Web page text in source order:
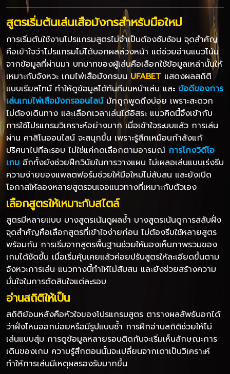
สูตรเริ่มต้นเล่นเสือมังกรสำหรับมือใหม่
การเริ่มต้นใช้งานโปรแกรมสูตรไม่จำเป็นต้องซับซ้อน จุดสำคัญ
คือเข้าใจว่าโปรแกรมไม่ได้บอกผลล่วงหน้า แต่ช่วยอ่านแนวโน้ม
จากข้อมูลที่ผ่านมา บทบาทของผู้เล่นคือเลือกใช้ข้อมูลเหล่านั้นให้
เหมาะกับจังหวะ เกมไพ่เสือมังกรบน UFABET แสดงผลสถิติ
แบบเรียลไทม์ ทำให้ดูข้อมูลได้ทันทีบนหน้าเล่น และ ข้อดีของการ
เล่นเกมไพ่เสือมังกรออนไลน์มักถูกพูดถึงบ่อย เพราะสะดวก
ไม่ต้องเดินทาง และเลือกเวลาเล่นได้อิสระ แนวคิดนี้จึงเข้ากับ
การใช้โปรแกรมวิเคราะห์อย่างมาก เมื่อเข้าใจระบบแล้ว การเล่น
ผ่าน คาสิโนออนไลน์ จะสนุกขึ้น เพราะรู้สึกเหมือนกำลังแก้
ปริศนาไปทีละรอบ ไม่ใช่แค่กดเลือกตามอารมณ์ การโกงวิดีโอ
เกม อีกทั้งยังช่วยฝึกวินัยในการวางแผน ไม่เผลอเล่นแบบเร่งรีบ
ความง่ายของแพลตฟอร์มช่วยให้มือใหม่ไม่สับสน และยังเปิด
โอกาสให้ลองหลายสูตรจนเจอแนวทางที่เหมาะกับตัวเอง
เลือกสูตรให้เหมาะกับสไตล์
สูตรมีหลายแบบ บางสูตรเน้นดูผลซ้ำ บางสูตรเน้นดูการสลับฝั่ง
จุดสำคัญคือเลือกสูตรที่เข้าใจง่ายก่อน ไม่ต้องรีบใช้หลายสูตร
พร้อมกัน การเริ่มจากสูตรพื้นฐานช่วยให้มองเห็นภาพรวมของ
เกมได้ชัดขึ้น เมื่อเริ่มคุ้นเคยแล้วค่อยปรับสูตรให้ละเอียดขึ้นตาม
จังหวะการเล่น แนวทางนี้ทำให้ไม่สับสน และยังช่วยสร้างความ
มั่นใจในการตัดสินใจแต่ละรอบ
อ่านสถิติให้เป็น
สถิติย้อนหลังคือหัวใจของโปรแกรมสูตร ตารางผลลัพธ์บอกได้
ว่าฝั่งไหนออกบ่อยหรือมีรูปแบบซ้ำ การฝึกอ่านสถิติช่วยให้ไม่
เล่นแบบสุ่ม การดูข้อมูลหลายรอบติดกันจะเริ่มเห็นลักษณะการ
เดินของเกม ความรู้สึกตอนนั้นจะเปลี่ยนจากเดาเป็นวิเคราะห์
ทำให้การเล่นมีเหตุผลรองรับมากขึ้น